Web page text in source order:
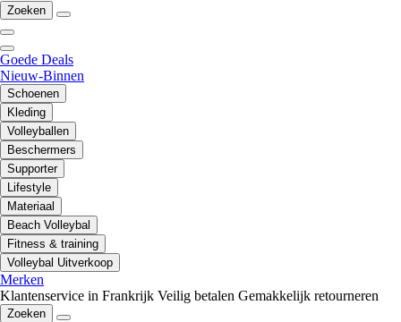
Zoeken
Goede Deals
Nieuw-Binnen
Schoenen
Kleding
Volleyballen
Beschermers
Supporter
Lifestyle
Materiaal
Beach Volleybal
Fitness & training
Volleybal Uitverkoop
Merken
Klantenservice in Frankrijk Veilig betalen Gemakkelijk retourneren
Zoeken